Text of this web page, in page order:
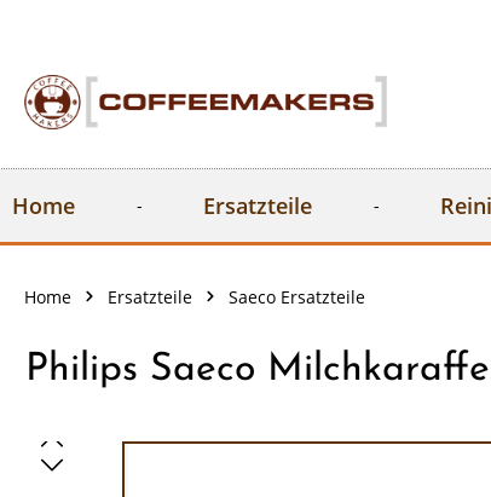
Home Ersatzteile
Home Ersatzteile Saeco Ersatzteile
Philips Saeco
Bildergalerie überspringen